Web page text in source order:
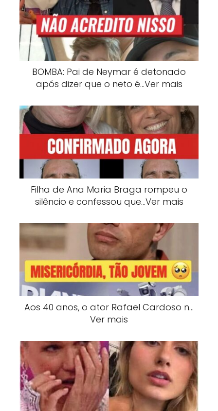
BOMBA: Pai de Neymar é detonado
após dizer que o neto é…Ver mais
Filha de Ana Maria Braga rompeu o
silêncio e confessou que…Ver mais
Aos 40 anos, o ator Rafael Cardoso n…
Ver mais